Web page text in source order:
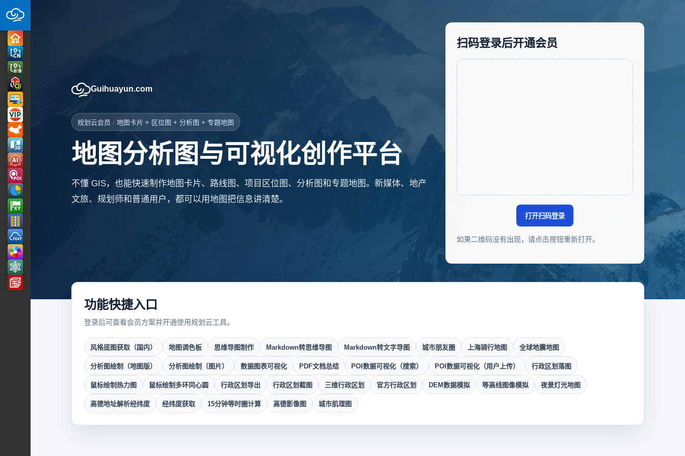
Guihuayun.com
规划云会员 · 地图卡片 + 区位图 + 分析图 + 专题地图
地图分析图与可视化创作平台
不懂 GIS，也能快速制作地图卡片、路线图、项目区位图、分析图和专题地图。新媒体、地产
文旅、规划师和普通用户，都可以用地图把信息讲清楚。
扫码登录后开通会员
打开扫码登录
如果二维码没有出现，请点击按钮重新打开。
功能快捷入口
登录后可查看会员方案并开通使用规划云工具。
风格底图获取（国内） 地图调色板 思维导图制作 Markdown转思维导图 Markdown转文字导图 城市朋友圈 上海骑行地图 全球地震地图
分析图绘制（地图版） 分析图绘制（图片） 数据图表可视化 PDF文档总结 POI数据可视化（搜索） POI数据可视化（用户上传） 行政区划落图
鼠标绘制热力图 鼠标绘制多环同心圆 行政区划导出 行政区划截图 三维行政区划 官方行政区划 DEM数据模拟 等高线图像模拟 夜景灯光地图
高德地址解析经纬度 经纬度获取 15分钟等时圈计算 高德影像图 城市肌理图